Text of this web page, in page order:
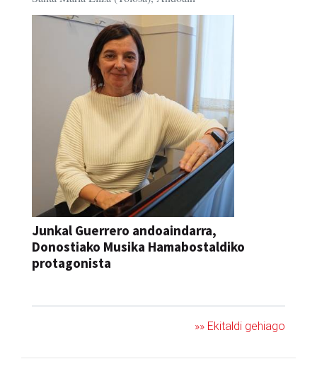
Junkal Guerrero andoaindarra,
Donostiako Musika Hamabostaldiko
protagonista
»» Ekitaldi gehiago